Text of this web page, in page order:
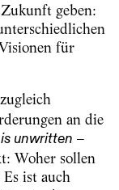
geben:
für
an die
unwritten –
Woher sollen
ist auch